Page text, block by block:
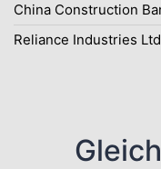
China Construction
Reliance Industries